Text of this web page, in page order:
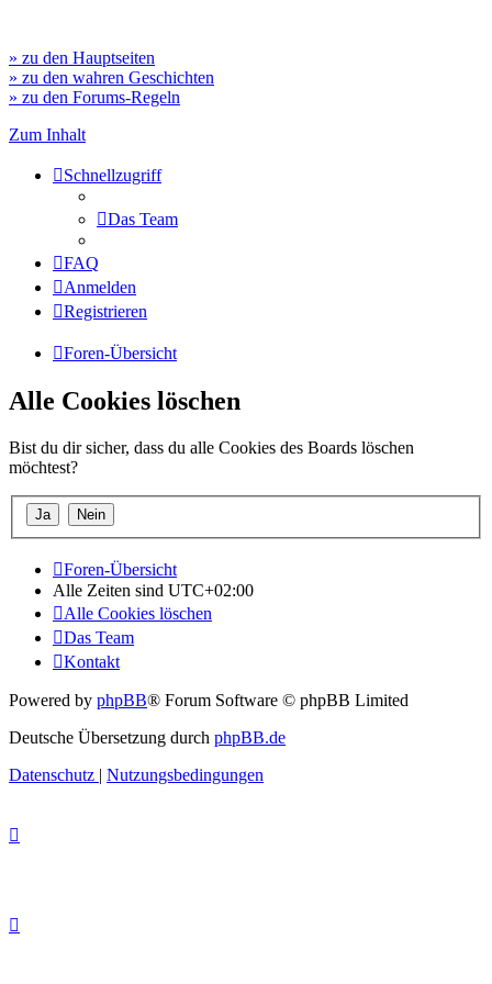
» zu den Hauptseiten
» zu den wahren Geschichten
» zu den Forums-Regeln
Zum Inhalt
Schnellzugriff
Das Team
FAQ
Anmelden
Registrieren
Foren-Übersicht
Alle Cookies löschen
Bist du dir sicher, dass du alle Cookies des Boards löschen
möchtest?
Foren-Übersicht
Alle Zeiten sind UTC+02:00
Alle Cookies löschen
Das Team
Kontakt
Powered by phpBB® Forum Software © phpBB Limited
Deutsche Übersetzung durch phpBB.de
Datenschutz | Nutzungsbedingungen